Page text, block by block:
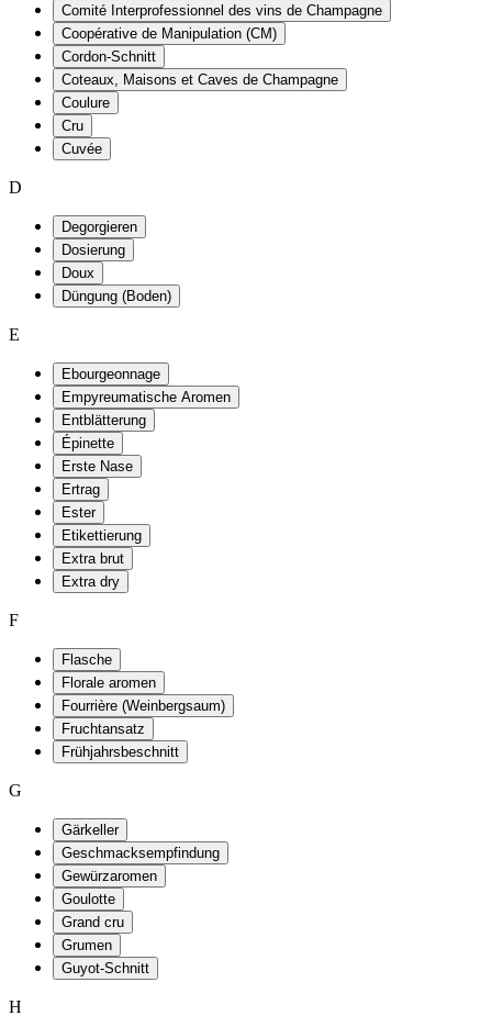
Comité Interprofessionnel des vins de Champagne
Coopérative de Manipulation (CM)
Cordon-Schnitt
Coteaux, Maisons et Caves de Champagne
Coulure
Cru
Cuvée
D
Degorgieren
Dosierung
Doux
Düngung (Boden)
E
Ebourgeonnage
Empyreumatische Aromen
Entblätterung
Épinette
Erste Nase
Ertrag
Ester
Etikettierung
Extra brut
Extra dry
F
Flasche
Florale aromen
Fourrière (Weinbergsaum)
Fruchtansatz
Frühjahrsbeschnitt
G
Gärkeller
Geschmacksempfindung
Gewürzaromen
Goulotte
Grand cru
Grumen
Guyot-Schnitt
H